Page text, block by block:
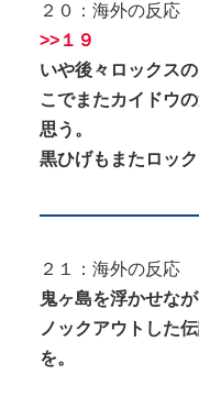
２０：海外の反応
>>１９
いや後々ロックス
こでまたカイドウ
思う。
黒ひげもまたロッ
２１：海外の反応
鬼ヶ島を浮かせな
ノックアウトした
を。